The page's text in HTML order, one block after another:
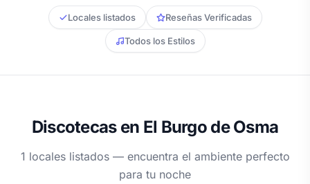
Locales listados Reseñas Verificadas
Todos los Estilos
Discotecas en El Burgo de Osma
1 locales listados — encuentra el ambiente perfecto
para tu noche